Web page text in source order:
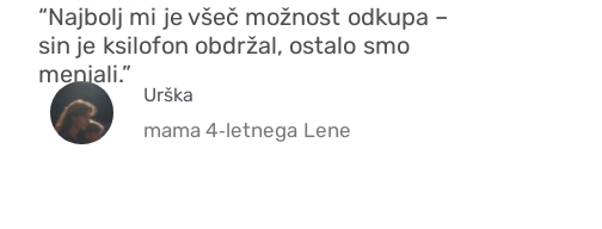
“Najbolj mi je všeč možnost odkupa –
sin je ksilofon obdržal, ostalo smo
menjali.”
Urška
mama 4‑letnega Lene